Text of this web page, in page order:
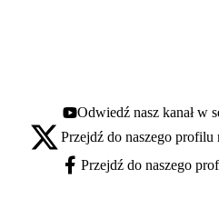
Youtube - otwiera się w nowej
Odwiedź nasz kanał w
X - otwiera się w nowej karcie
Przejdź do naszego
Facebook - otwiera się w nowej
Przejdź do naszego